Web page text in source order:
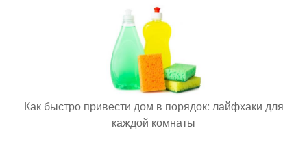
Как быстро привести дом в порядок: лайфхаки для
каждой комнаты